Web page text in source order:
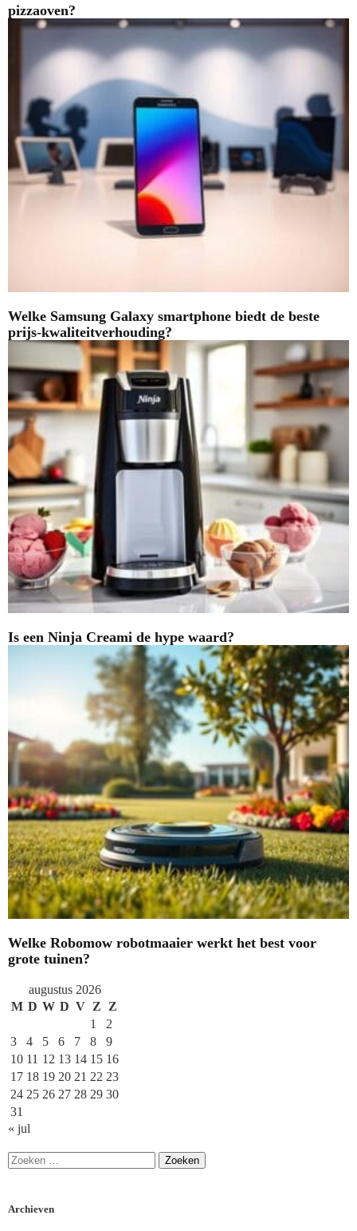
pizzaoven?
Welke Samsung Galaxy smartphone biedt de beste
prijs-kwaliteitverhouding?
Is een Ninja Creami de hype waard?
Welke Robomow robotmaaier werkt het best voor
grote tuinen?
augustus 2026
M D W D V Z
Z
1
2
3
4 5 6 7 8
9
10 11 12 13 14 15 16
17 18 19 20 21 22 23
24 25 26 27 28 29 30
31
« jul
Archieven